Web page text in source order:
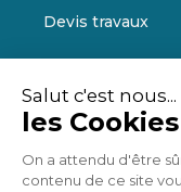
Salut c'est nous...
les
On a attendu d'être
contenu de ce site
Devis travaux